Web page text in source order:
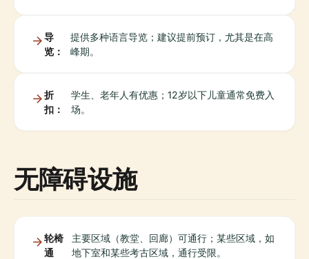
导
览：
提供多种语言导览；建议提前预订，尤其是在高
峰期。
折
扣：
学生、老年人有优惠；12岁以下儿童通常免费入
场。
无障碍设施
轮椅
通
主要区域（教堂、回廊）可通行；某些区域，如
地下室和某些考古区域，通行受限。